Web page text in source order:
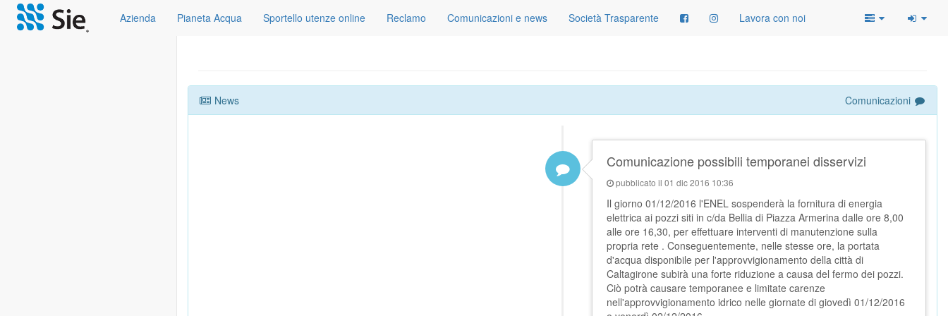
Azienda Pianeta Acqua Sportello utenze online Reclamo Comunicazioni e news Società Trasparente Lavora con noi
News Comunicazioni
Comunicazione possibili temporanei disservizi
pubblicato il 01 dic 2016 10:36
Il giorno 01/12/2016 l'ENEL sospenderà la fornitura di energia
elettrica ai pozzi siti in c/da Bellia di Piazza Armerina dalle ore 8,00
alle ore 16,30, per effettuare interventi di manutenzione sulla
propria rete . Conseguentemente, nelle stesse ore, la portata
d'acqua disponibile per l'approvvigionamento della città di
Caltagirone subirà una forte riduzione a causa del fermo dei pozzi.
Ciò potrà causare temporanee e limitate carenze
nell'approvvigionamento idrico nelle giornate di giovedì 01/12/2016